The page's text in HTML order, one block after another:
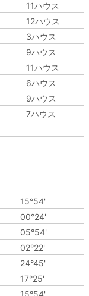
11ハウス
12ハウス
3ハウス
9ハウス
11ハウス
6ハウス
9ハウス
7ハウス
15°54'
00°24'
05°54'
02°22'
24°45'
17°25'